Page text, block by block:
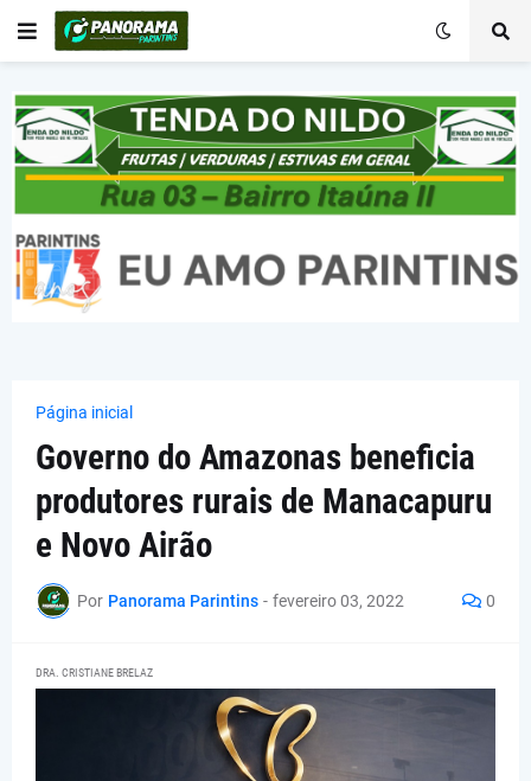
Página inicial
Governo do Amazonas beneficia
produtores rurais de Manacapuru
e Novo Airão
Por Panorama Parintins - fevereiro 03, 2022 0
DRA. CRISTIANE BRELAZ